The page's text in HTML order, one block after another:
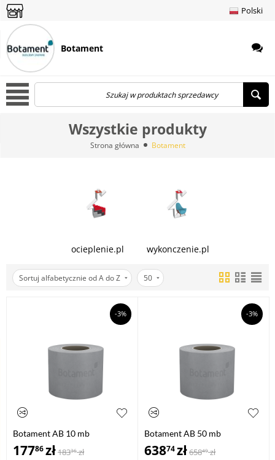
Menu
menu Polski
Botament
menu
Wszystkie produkty
Strona główna Botament
ocieplenie.pl wykonczenie.pl
menu
Sortuj alfabetycznie od A do Z 50
-3%
Botament AB 10 mb
17786zł18336 zł
-3%
Botament AB 50 mb
63874zł65849 zł
menu